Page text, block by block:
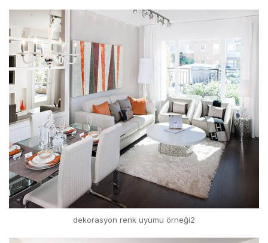
dekorasyon renk uyumu örneği2